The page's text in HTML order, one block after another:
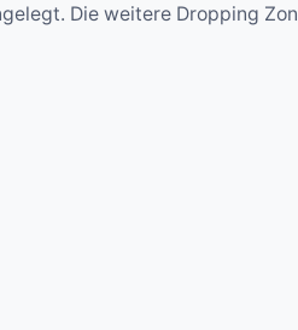
Die weitere Dropping